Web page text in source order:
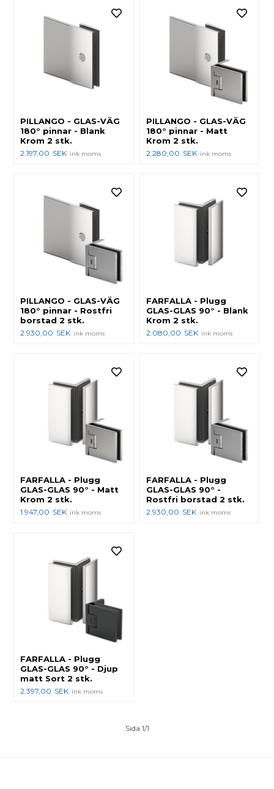
PILLANGO - GLAS-VÄG
180° pinnar - Blank
Krom 2 stk.
2.197,00 SEK ink moms
PILLANGO - GLAS-VÄG
180° pinnar - Matt
Krom 2 stk.
2.280,00 SEK ink moms
PILLANGO - GLAS-VÄG
180° pinnar - Rostfri
borstad 2 stk.
2.930,00 SEK ink moms
FARFALLA - Plugg
GLAS-GLAS 90° - Blank
Krom 2 stk.
2.080,00 SEK ink moms
FARFALLA - Plugg
GLAS-GLAS 90° - Matt
Krom 2 stk.
1.947,00 SEK ink moms
FARFALLA - Plugg
GLAS-GLAS 90° -
Rostfri borstad 2 stk.
2.930,00 SEK ink moms
FARFALLA - Plugg
GLAS-GLAS 90° - Djup
matt Sort 2 stk.
2.397,00 SEK ink moms
Sida 1/1